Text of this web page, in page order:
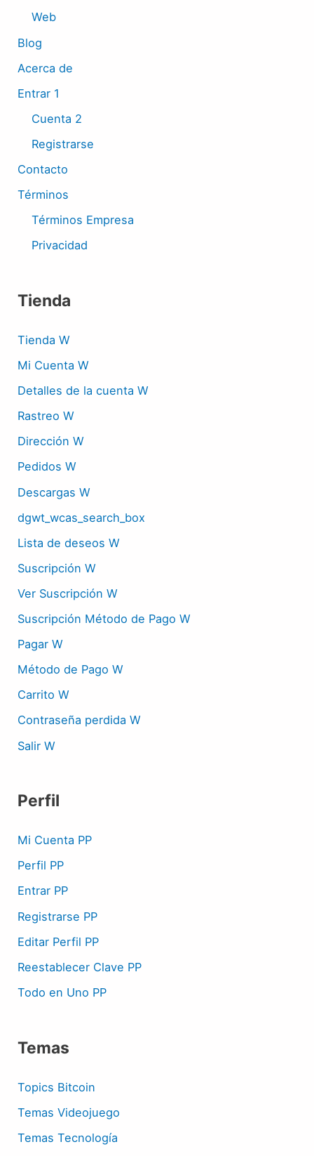
Web
Blog
Acerca de
Entrar 1
Cuenta 2
Registrarse
Contacto
Términos
Términos Empresa
Privacidad
Tienda
Tienda W
Mi Cuenta W
Detalles de la cuenta W
Rastreo W
Dirección W
Pedidos W
Descargas W
dgwt_wcas_search_box
Lista de deseos W
Suscripción W
Ver Suscripción W
Suscripción Método de Pago W
Pagar W
Método de Pago W
Carrito W
Contraseña perdida W
Salir W
Perfil
Mi Cuenta PP
Perfil PP
Entrar PP
Registrarse PP
Editar Perfil PP
Reestablecer Clave PP
Todo en Uno PP
Temas
Topics Bitcoin
Temas Videojuego
Temas Tecnología